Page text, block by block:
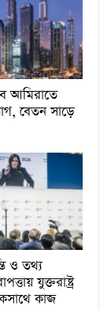
আমিরাতে
বেতন সাড়ে
ও তথ্য
যুক্তরাষ্ট্র
কাজ